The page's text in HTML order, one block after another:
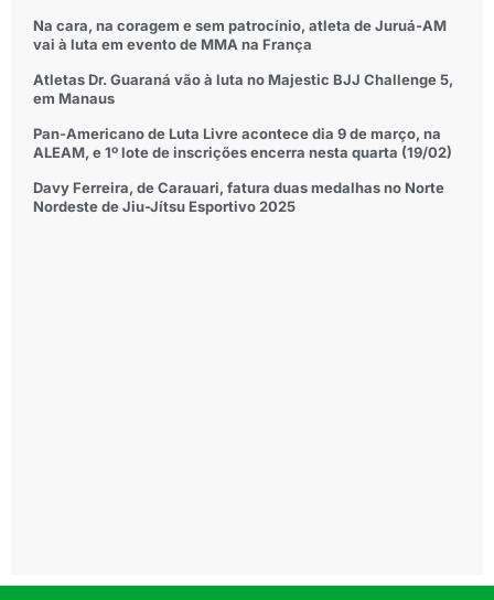
Na cara, na coragem e sem patrocínio, atleta de Juruá-AM
vai à luta em evento de MMA na França
Atletas Dr. Guaraná vão à luta no Majestic BJJ Challenge 5,
em Manaus
Pan-Americano de Luta Livre acontece dia 9 de março, na
ALEAM, e 1º lote de inscrições encerra nesta quarta (19/02)
Davy Ferreira, de Carauari, fatura duas medalhas no Norte
Nordeste de Jiu-Jítsu Esportivo 2025